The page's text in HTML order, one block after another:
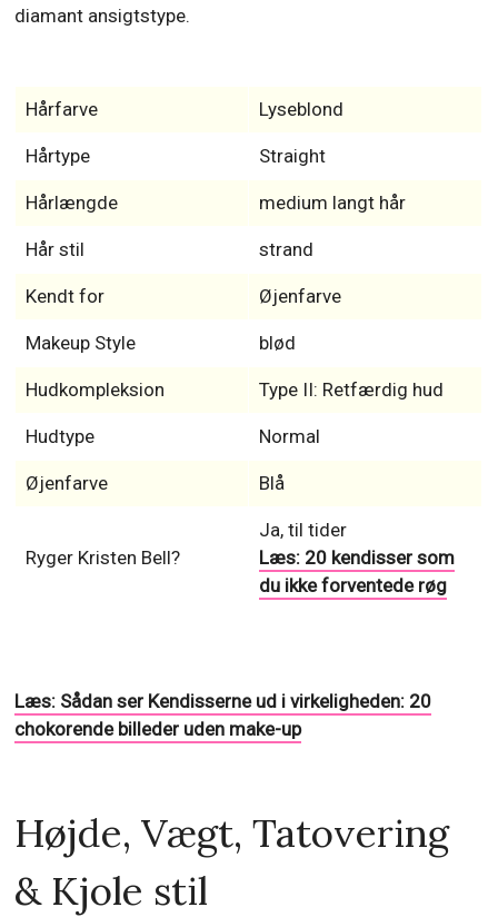
diamant ansigtstype.
Hårfarve Lyseblond
Hårtype Straight
Hårlængde medium langt hår
Hår stil strand
Kendt for Øjenfarve
Makeup Style blød
Hudkompleksion Type II: Retfærdig hud
Hudtype Normal
Øjenfarve Blå
Ryger Kristen Bell?
Ja, til tider
Læs: 20 kendisser som
du ikke forventede røg
Læs: Sådan ser Kendisserne ud i virkeligheden: 20
chokorende billeder uden make-up
Højde, Vægt, Tatovering
& Kjole stil